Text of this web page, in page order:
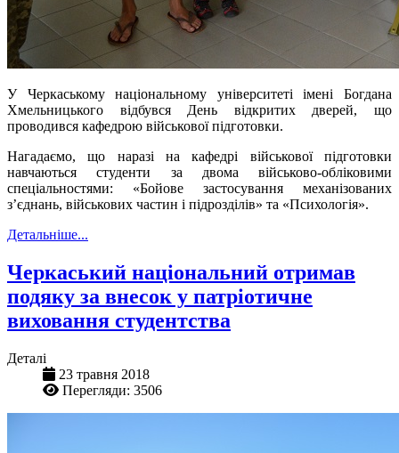
У Черкаському національному університеті імені Богдана
Хмельницького відбувся День відкритих дверей, що
проводився кафедрою військової підготовки.
Нагадаємо, що наразі на кафедрі військової підготовки
навчаються студенти за двома військово-обліковими
спеціальностями: «Бойове застосування механізованих
з’єднань, військових частин і підрозділів» та «Психологія».
Детальніше...
Черкаський національний отримав
подяку за внесок у патріотичне
виховання студентства
Деталі
23 травня 2018
Перегляди: 3506